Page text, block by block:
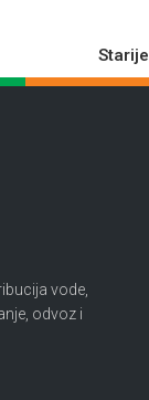
Starije
vode,
odvoz i